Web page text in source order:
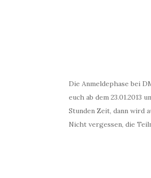
Die Anmeldephase bei
euch ab dem
Stunden Zeit, dann wird
Nicht vergessen, die